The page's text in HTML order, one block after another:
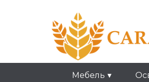
Мебель